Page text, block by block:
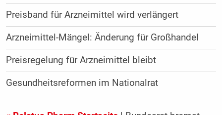
Preisband für Arzneimittel wird verlängert
Arzneimittel-Mängel: Änderung für Großhandel
Preisregelung für Arzneimittel bleibt
Gesundheitsreformen im Nationalrat